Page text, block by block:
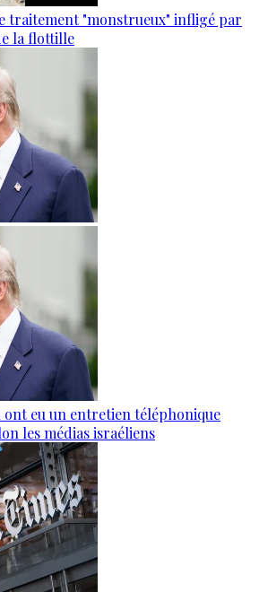
traitement "monstrueux" infligé par
la flottille
eu un entretien téléphonique
les médias israéliens